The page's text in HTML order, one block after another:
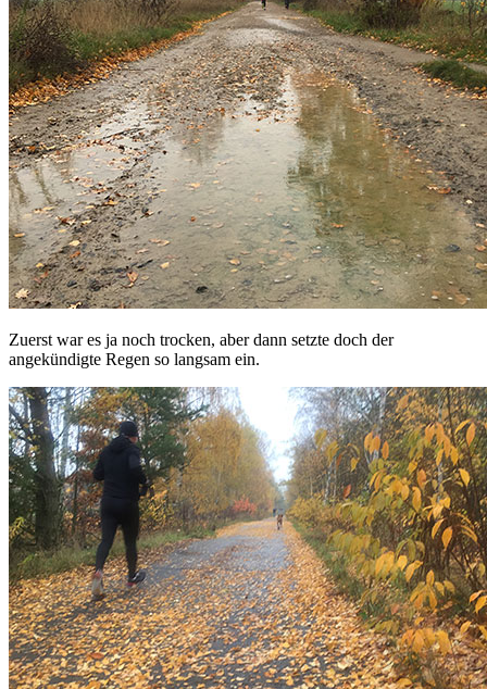
Zuerst war es ja noch trocken, aber dann setzte doch der
angekündigte Regen so langsam ein.